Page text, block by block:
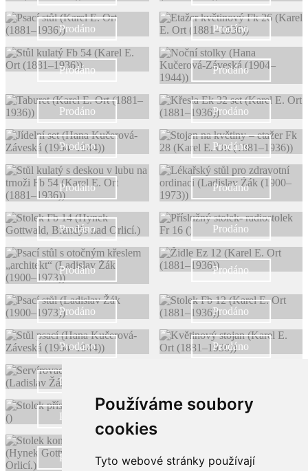
Používáme soubory
cookies
Tyto webové stránky používají
Prodáno Prodáno
Prodáno Prodáno
Prodáno Prodáno
Prodáno Prodáno
Prodáno Prodáno
Prodáno Prodáno
Prodáno Prodáno
Prodáno Prodáno
Prodáno Prodáno
Prodáno
Prodáno Prodáno
Prodáno Prodáno